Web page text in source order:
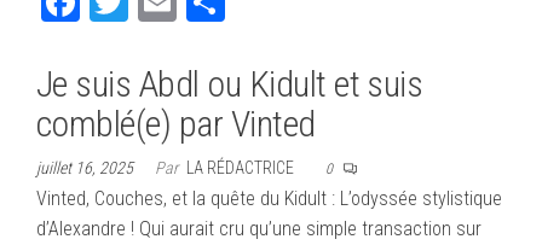
bo
ok
tte
r
ail ag
er
Je suis Abdl ou Kidult et suis
comblé(e) par Vinted
juillet 16, 2025 Par LA RÉDACTRICE 0
Vinted, Couches, et la quête du Kidult : L’odyssée stylistique
d’Alexandre ! Qui aurait cru qu’une simple transaction sur